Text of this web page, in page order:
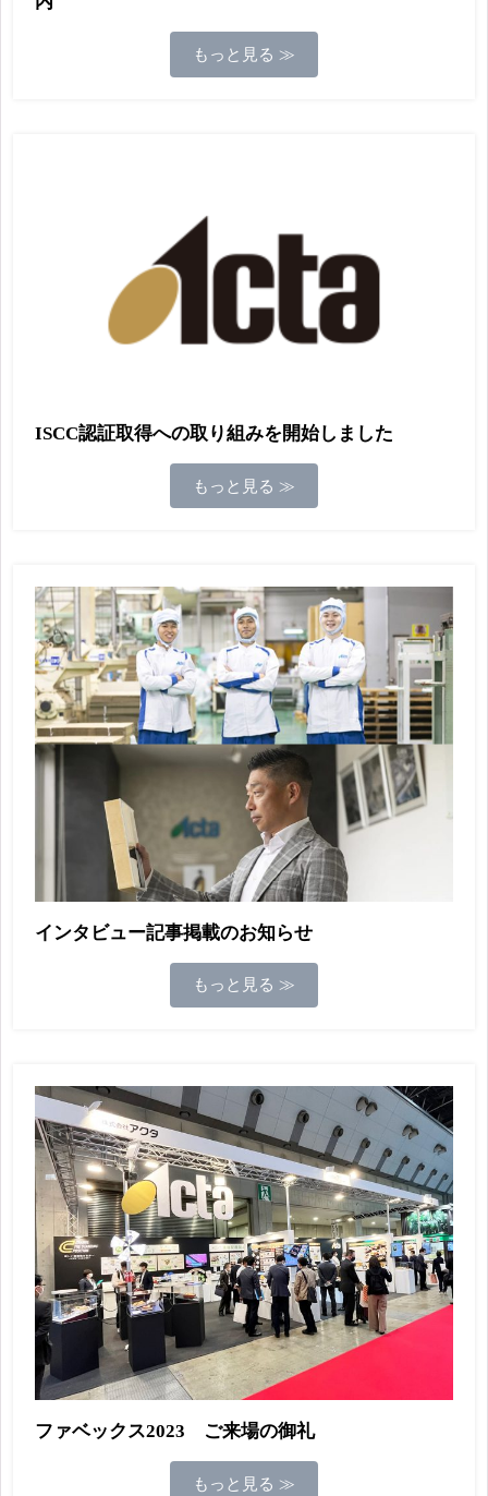
もっと見る ≫
ISCC認証取得への取り組みを開始しました
もっと見る ≫
インタビュー記事掲載のお知らせ
もっと見る ≫
ファベックス2023 ご来場の御礼
もっと見る ≫